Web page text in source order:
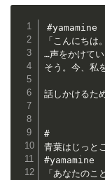
#yamamine
「こんにちは
…声をかけて
そう。今、私
話しかけるた
#
青葉はじっと
#yamamine
「あなたの